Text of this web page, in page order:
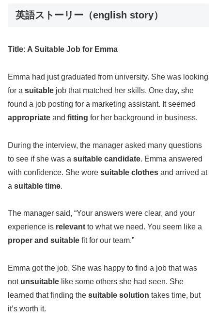
英語ストーリー（english story）
Title: A Suitable Job for Emma
Emma had just graduated from university. She was looking
for a suitable job that matched her skills. One day, she
found a job posting for a marketing assistant. It seemed
appropriate and fitting for her background in business.
During the interview, the manager asked many questions
to see if she was a suitable candidate. Emma answered
with confidence. She wore suitable clothes and arrived at
a suitable time.
The manager said, “Your answers were clear, and your
experience is relevant to what we need. You seem like a
proper and suitable fit for our team.”
Emma got the job. She was happy to find a job that was
not unsuitable like some others she had seen. She
learned that finding the suitable solution takes time, but
it’s worth it.